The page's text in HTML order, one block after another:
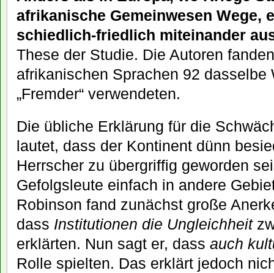
afrikanische Gemeinwesen Wege,
schiedlich-friedlich miteinander
These der Studie. Die Autoren
afrikanischen Sprachen 92 dasselbe
„Fremder“ verwendeten.
Die übliche Erklärung für die
lautet, dass der Kontinent dünn
Herrscher zu übergriffig geworden
Gefolgsleute einfach in andere
Robinson fand zunächst große
dass Institutionen die Ungleichheit
erklärten. Nun sagt er, dass auch
Rolle spielten. Das erklärt jedoch